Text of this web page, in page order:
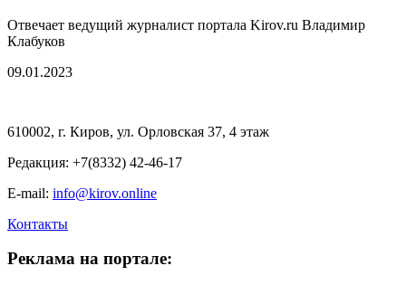
Отвечает ведущий журналист портала Kirov.ru Владимир
Клабуков
09.01.2023
610002, г. Киров, ул. Орловская 37, 4 этаж
Редакция: +7(8332) 42-46-17
E-mail: info@kirov.online
Контакты
Реклама на портале: